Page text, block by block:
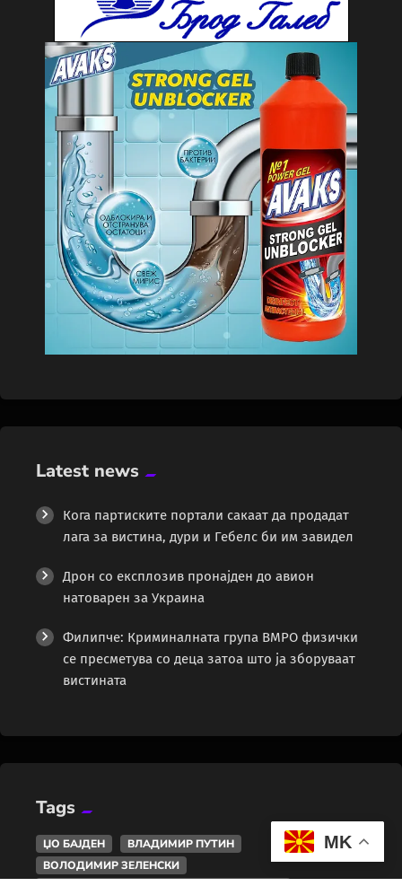
Latest news
Кога партиските портали сакаат да продадат
лага за вистина, дури и Гебелс би им завидел
Дрон со експлозив пронајден до авион
натоварен за Украина
Филипче: Криминалната група ВМРО физички
се пресметува со деца затоа што ја зборуваат
вистината
Tags
ЏО БАЈДЕН
ВЛАДИМИР ПУТИН
ВОЛОДИМИР ЗЕЛЕНСКИ
MK